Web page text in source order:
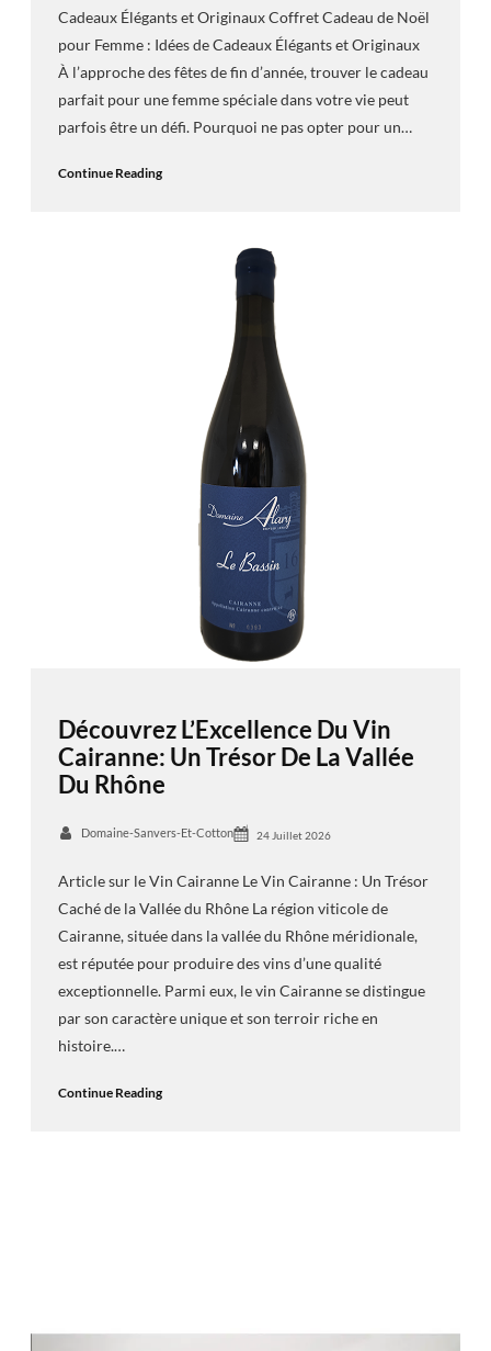
Cadeaux Élégants et Originaux Coffret Cadeau de Noël
pour Femme : Idées de Cadeaux Élégants et Originaux
À l’approche des fêtes de fin d’année, trouver le cadeau
parfait pour une femme spéciale dans votre vie peut
parfois être un défi. Pourquoi ne pas opter pour un…
Continue Reading
Découvrez L’Excellence Du Vin
Cairanne: Un Trésor De La Vallée
Du Rhône
Domaine-Sanvers-Et-Cotton 24 Juillet 2026
Article sur le Vin Cairanne Le Vin Cairanne : Un Trésor
Caché de la Vallée du Rhône La région viticole de
Cairanne, située dans la vallée du Rhône méridionale,
est réputée pour produire des vins d’une qualité
exceptionnelle. Parmi eux, le vin Cairanne se distingue
par son caractère unique et son terroir riche en
histoire.…
Continue Reading